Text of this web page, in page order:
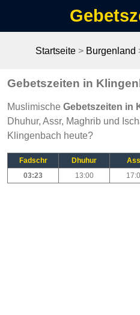
Startseite > Burgenland
Gebetszeiten in
Muslimische Gebetszeiten in
Dhuhur, Assr, Maghrib und
Klingenbach heute?
Fadschr Dhuhur
03:23
13:00